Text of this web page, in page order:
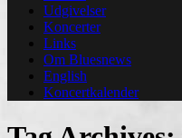
content
Udgivelser
Koncerter
Links
Om Bluesnews
English
Koncertkalender